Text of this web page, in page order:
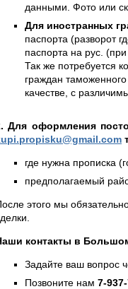
данными. Фото или
Для иностранных
паспорта (разворот
паспорта на рус.
Так же потребуется
граждан
качестве, с
Для оформления
где нужна прописка
предполагаемый
этого мы
контакты в
Задайте ваш вопрос
Позвоните нам 7-